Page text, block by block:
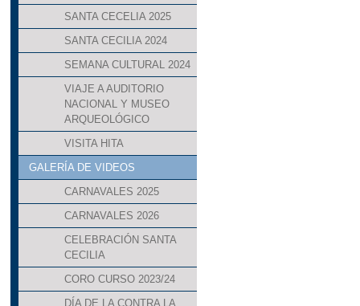
SANTA CECELIA 2025
SANTA CECILIA 2024
SEMANA CULTURAL 2024
VIAJE A AUDITORIO
NACIONAL Y MUSEO
ARQUEOLÓGICO
VISITA HITA
GALERÍA DE VIDEOS
CARNAVALES 2025
CARNAVALES 2026
CELEBRACIÓN SANTA
CECILIA
CORO CURSO 2023/24
DÍA DE LA CONTRA LA